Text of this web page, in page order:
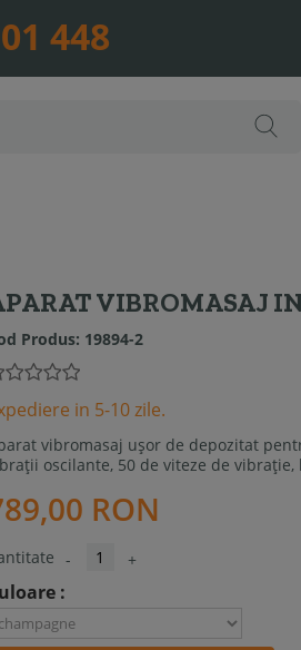
448
VIBROMASAJ
Produs: 19894-2
in 5-10 zile.
vibromasaj ușor de depozitat
oscilante, 50 de viteze de
RON
- +
: